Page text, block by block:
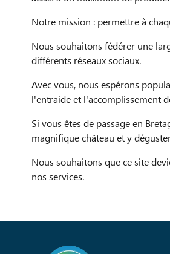
Notre mission : permettre à
Nous souhaitons fédérer une
différents réseaux sociaux.
Avec vous, nous espérons
l'entraide et l'accomplissement
Si vous êtes de passage en
magnifique château et y
Nous souhaitons que ce site
nos services.